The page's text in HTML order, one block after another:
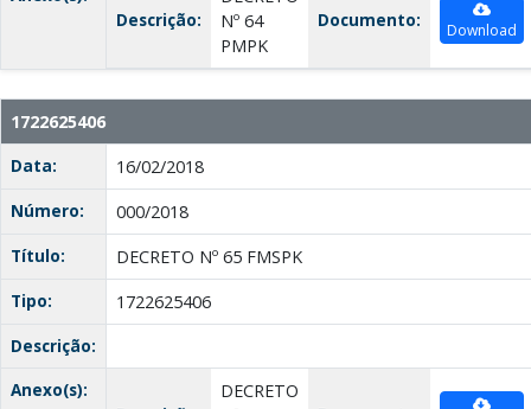
Descrição:
Nº 64
PMPK
Documento: Download
1722625406
Data:
16/02/2018
Número:
000/2018
Título:
DECRETO Nº 65 FMSPK
Tipo:
1722625406
Descrição:
Anexo(s):
DECRETO